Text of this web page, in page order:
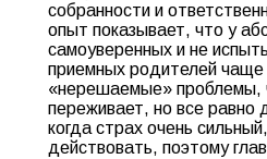
собранности и
опыт показывает, что у
самоуверенных и не
приемных родителей чаще
«нерешаемые» проблемы,
переживает, но все равно
когда страх очень
действовать, поэтому